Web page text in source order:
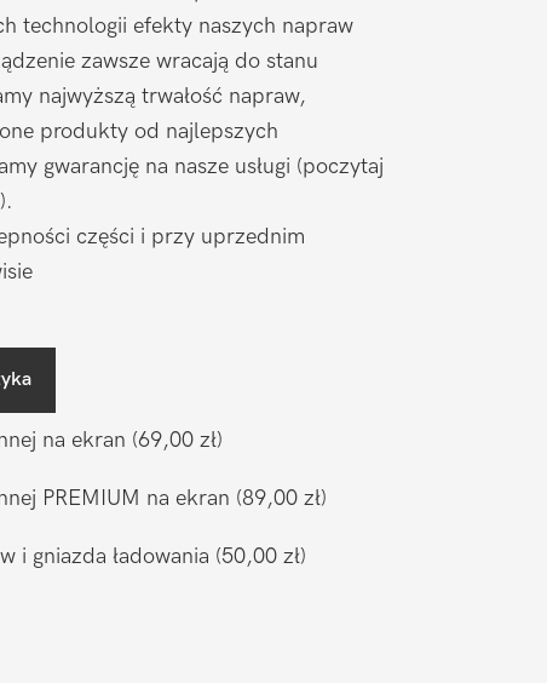
technologii efekty naszych napraw
zawsze wracają do stanu
najwyższą trwałość napraw,
produkty od najlepszych
gwarancję na nasze usługi (poczytaj
).
części i przy uprzednim
na ekran (69,00 zł)
PREMIUM na ekran (89,00 zł)
i gniazda ładowania (50,00 zł)